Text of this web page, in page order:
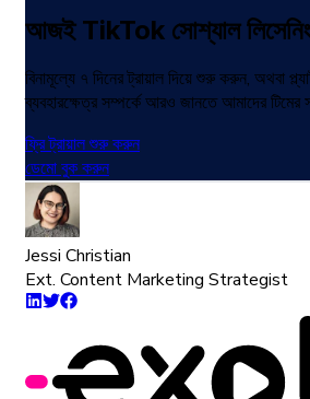
আজই TikTok সোশ্যাল
বিনামূল্যে ৭ দিনের ট্রায়াল দিয়ে শুরু করুন, অথবা
ব্যবহারক্ষেত্র সম্পর্কে আরও জানতে আমাদের
ফ্রি ট্রায়াল শুরু করুন
ডেমো বুক করুন
Jessi Christian
Ext. Content Marketing Strategist